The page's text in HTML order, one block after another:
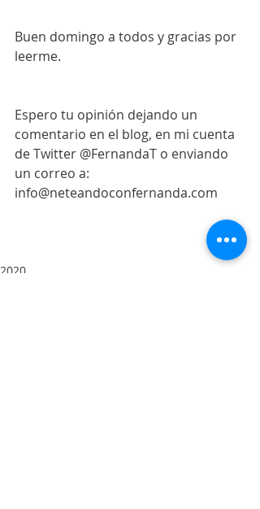
Buen domingo a todos y gracias por
leerme.
Espero tu opinión dejando un
comentario en el blog, en mi cuenta
de Twitter @FernandaT o enviando
un correo a:
info@neteandoconfernanda.com
2020